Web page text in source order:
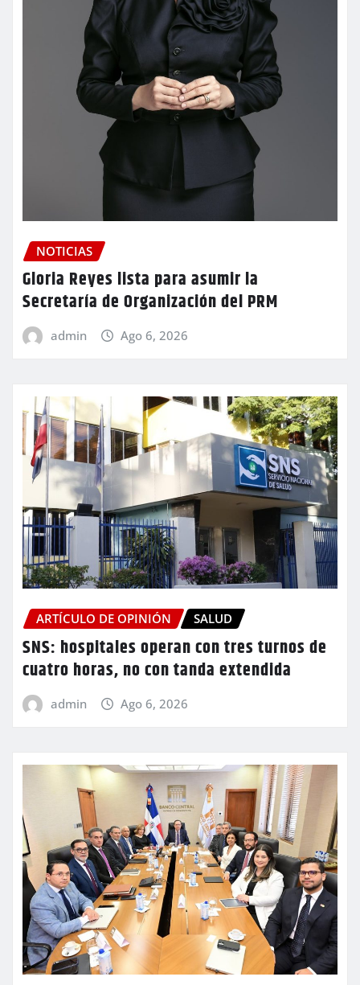
NOTICIAS
Gloria Reyes lista para asumir la
Secretaría de Organización del PRM
admin Ago 6, 2026
ARTÍCULO DE OPINIÓN SALUD
SNS: hospitales operan con tres turnos de
cuatro horas, no con tanda extendida
admin Ago 6, 2026